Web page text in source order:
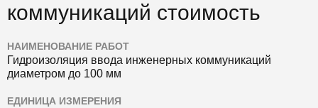
коммуникаций стоимость
НАИМЕНОВАНИЕ РАБОТ
Гидроизоляция ввода инженерных коммуникаций
диаметром до 100 мм
ЕДИНИЦА ИЗМЕРЕНИЯ